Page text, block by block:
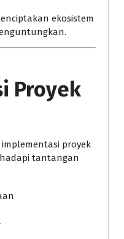
ekosistem
Proyek
implementasi proyek
tantangan